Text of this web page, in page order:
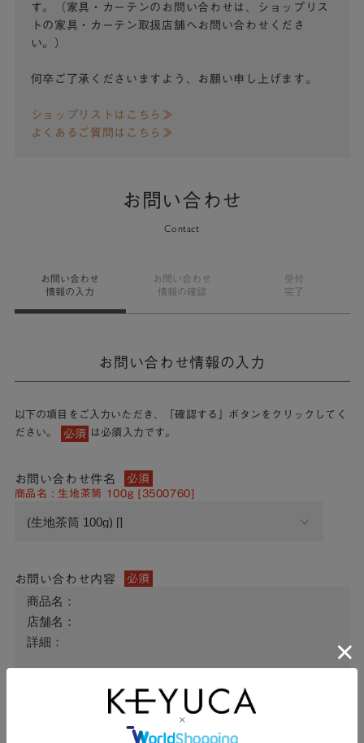
す。（家具・カーテンのお問い合わせは、ショップリス
トの家具・カーテン取扱店舗へお問い合わせくださ
い。）
何卒ご了承くださいますよう、お願い申し上げます。
ショップリストはこちら≫
よくあるご質問はこちら≫
お問い合わせ
Contact
お問い合わせ
情報の入力
お問い合わせ
情報の確認
受付
完了
お問い合わせ情報の入力
以下の項目をご入力いただき、「確認する」ボタンをクリックしてく
ださい。
必須 は必須入力です。
お問い合わせ件名 必須
商品名 : 生地茶筒 100g [3500760]
お問い合わせ内容 必須